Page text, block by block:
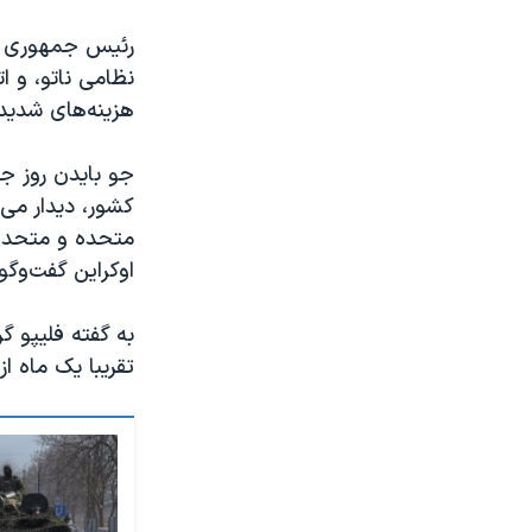
رئیس جمهوری
نظامی ناتو، و
هزینه‌های
جو بایدن روز
کشور، دیدار
متحده و
اوکراین
به گفته فلیپو
تقریبا یک ماه